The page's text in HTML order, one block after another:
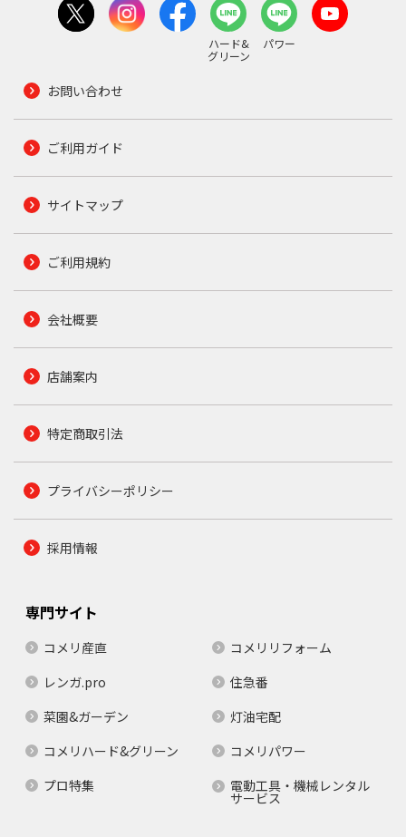
ハード&
グリーン
パワー
お問い合わせ
ご利用ガイド
サイトマップ
ご利用規約
会社概要
店舗案内
特定商取引法
プライバシーポリシー
採用情報
専門サイト
コメリ産直
コメリリフォーム
レンガ.pro
住急番
菜園&ガーデン
灯油宅配
コメリハード&グリーン
コメリパワー
プロ特集
電動工具・機械レンタル
サービス